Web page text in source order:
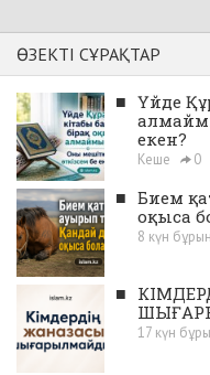
ӨЗЕКТІ СҰРАҚТАР
■ Үйде
екен?
Кеше 0
■ Бием
оқыса
8 күн бұрын
■
17 күн